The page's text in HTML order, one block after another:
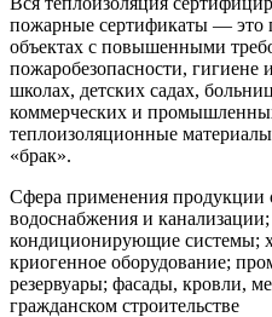
пожарные сертификаты — это
объектах с повышенными
пожаробезопасности, гигиене
школах, детских садах,
коммерческих и
теплоизоляционные материалы
«брак».
Сфера применения продукции
водоснабжения и
кондиционирующие системы;
криогенное оборудование;
резервуары; фасады, кровли,
гражданском строительстве